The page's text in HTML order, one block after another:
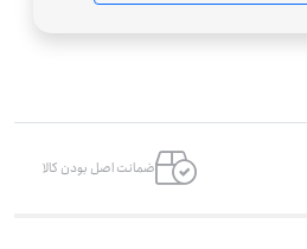
ضمانت اصل بودن کالا